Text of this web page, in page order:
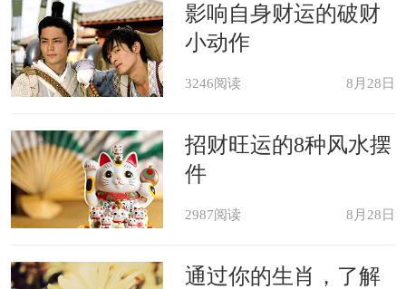
精神象征：机器在梦中代表生命的
循环过程。
影响自身财运的破财
小动作
3246阅读 8月28日
招财旺运的8种风水摆
件
2987阅读 8月28日
通过你的生肖，了解